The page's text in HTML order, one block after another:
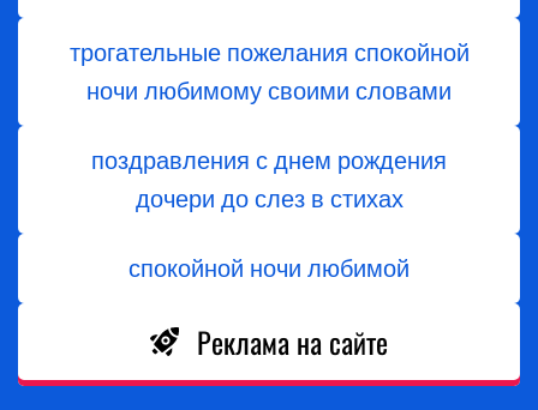
трогательные пожелания спокойной
ночи любимому своими словами
поздравления с днем ​​рождения
дочери до слез в стихах
спокойной ночи любимой
Реклама на сайте